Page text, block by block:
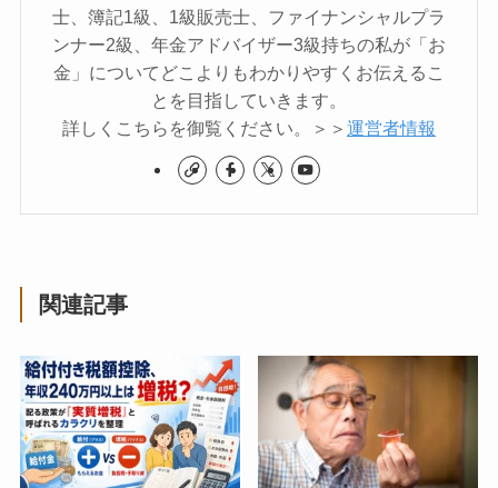
士、簿記1級、1級販売士、ファイナンシャルプラ
ンナー2級、年金アドバイザー3級持ちの私が「お
金」についてどこよりもわかりやすくお伝えるこ
とを目指していきます。
詳しくこちらを御覧ください。＞＞ 運営者情報
関連記事